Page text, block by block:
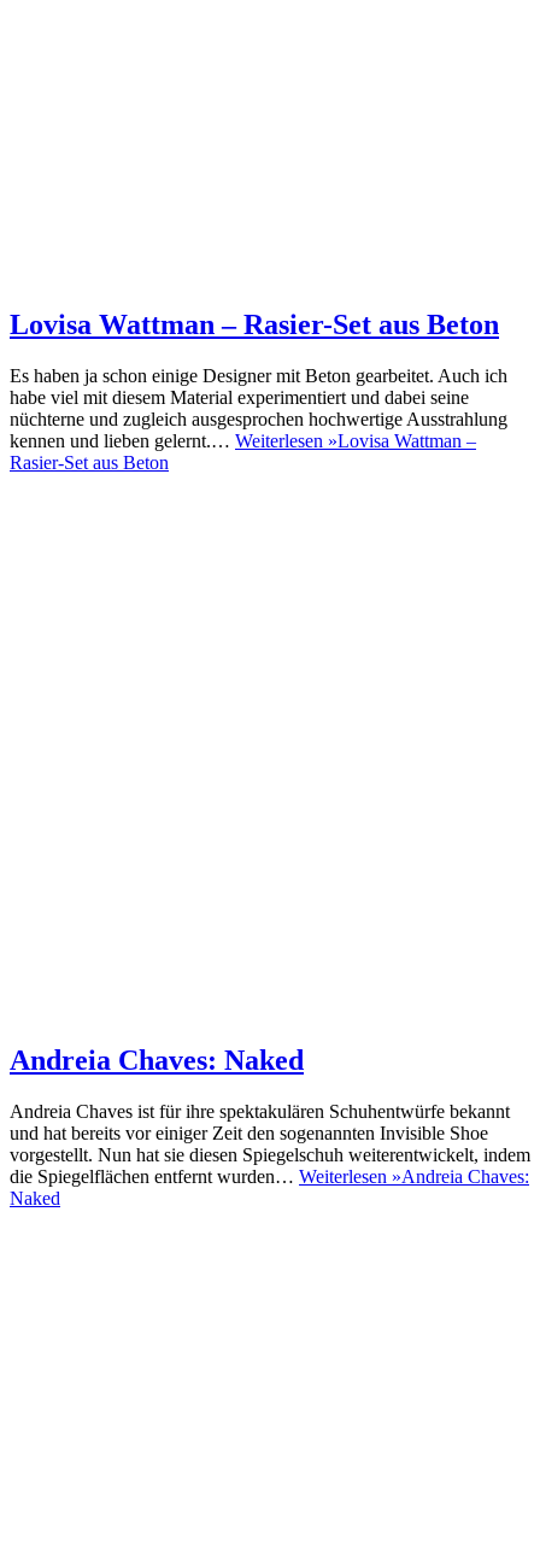
Lovisa Wattman – Rasier-Set aus Beton
Es haben ja schon einige Designer mit Beton gearbeitet. Auch ich
habe viel mit diesem Material experimentiert und dabei seine
nüchterne und zugleich ausgesprochen hochwertige Ausstrahlung
kennen und lieben gelernt.… Weiterlesen »Lovisa Wattman –
Rasier-Set aus Beton
Andreia Chaves: Naked
Andreia Chaves ist für ihre spektakulären Schuhentwürfe bekannt
und hat bereits vor einiger Zeit den sogenannten Invisible Shoe
vorgestellt. Nun hat sie diesen Spiegelschuh weiterentwickelt, indem
die Spiegelflächen entfernt wurden… Weiterlesen »Andreia Chaves:
Naked